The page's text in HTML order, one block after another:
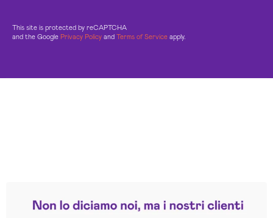
This site is protected by reCAPTCHA
and the Google Privacy Policy and Terms of Service apply.
Trustpilot